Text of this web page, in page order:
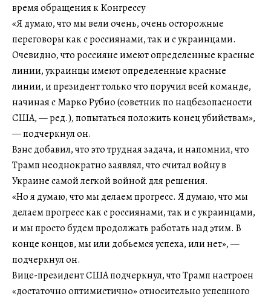
время обращения к Конгрессу
«Я думаю, что мы вели очень, очень осторожные
переговоры как с россиянами, так и с украинцами.
Очевидно, что россияне имеют определенные красные
линии, украинцы имеют определенные красные
линии, и президент только что поручил всей команде,
начиная с Марко Рубио (советник по нацбезопасности
США, — ред.), попытаться положить конец убийствам»,
— подчеркнул он.
Вэнс добавил, что это трудная задача, и напомнил, что
Трамп неоднократно заявлял, что считал войну в
Украине самой легкой войной для решения.
«Но я думаю, что мы делаем прогресс. Я думаю, что мы
делаем прогресс как с россиянами, так и с украинцами,
и мы просто будем продолжать работать над этим. В
конце концов, мы или добьемся успеха, или нет», —
подчеркнул он.
Вице-президент США подчеркнул, что Трамп настроен
«достаточно оптимистично» относительно успешного